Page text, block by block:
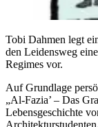
Tobi Dahmen legt
den Leidensweg
Regimes vor.
Auf Grundlage
„Al-Fazia’ – Das
Lebensgeschichte